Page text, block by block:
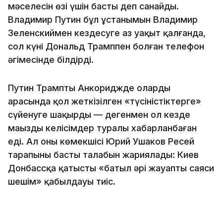
мәселесін өзі үшін басты деп санайды.
Владимир Путин бұл ұстанымын Владимир
Зеленскиймен кездесуге аз уақыт қалғанда,
сол күні Дональд Трамппен болған телефон
әңгімесінде білдірді.
Путин Трампты Анкориджде олардың
арасында қол жеткізілген «түсіністіктерге»
сүйенуге шақырды — дегенмен ол кезде
маңызды келісімдер туралы хабарланбаған
еді. Ал оның көмекшісі Юрий Ушаков Ресей
тарапының басты талабын жариялады: Киев
Донбассқа қатысты «батыл әрі жауапты саяси
шешім» қабылдауы тиіс.